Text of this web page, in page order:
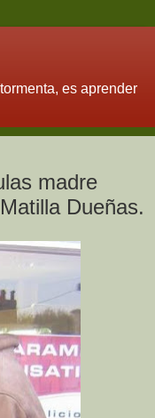
es aprender
madre
Dueñas.